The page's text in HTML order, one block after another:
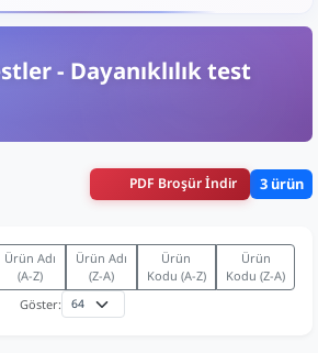
- Dayanıklılık test
PDF Broşür İndir 3 ürün
Ürün Adı
(A-Z)
Ürün Adı
(Z-A)
Ürün
Kodu (A-Z)
Ürün
Kodu (Z-A)
Göster: